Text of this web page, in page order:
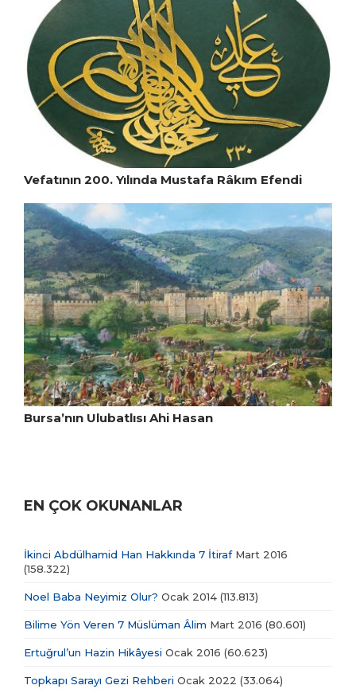
Vefatının 200. Yılında Mustafa Râkım Efendi
Bursa’nın Ulubatlısı Ahi Hasan
EN ÇOK OKUNANLAR
İkinci Abdülhamid Han Hakkında 7 İtirafMart 2016
(158.322)
Noel Baba Neyimiz Olur? Ocak 2014 (113.813)
Bilime Yön Veren 7 Müslüman Âlim Mart 2016 (80.601)
Ertuğrul’un Hazin Hikâyesi Ocak 2016 (60.623)
Topkapı Sarayı Gezi Rehberi Ocak 2022 (33.064)